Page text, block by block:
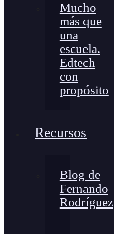
Mucho
más que
una
escuela.
Edtech
con
propósito
Recursos
Blog de
Fernando
Rodríguez